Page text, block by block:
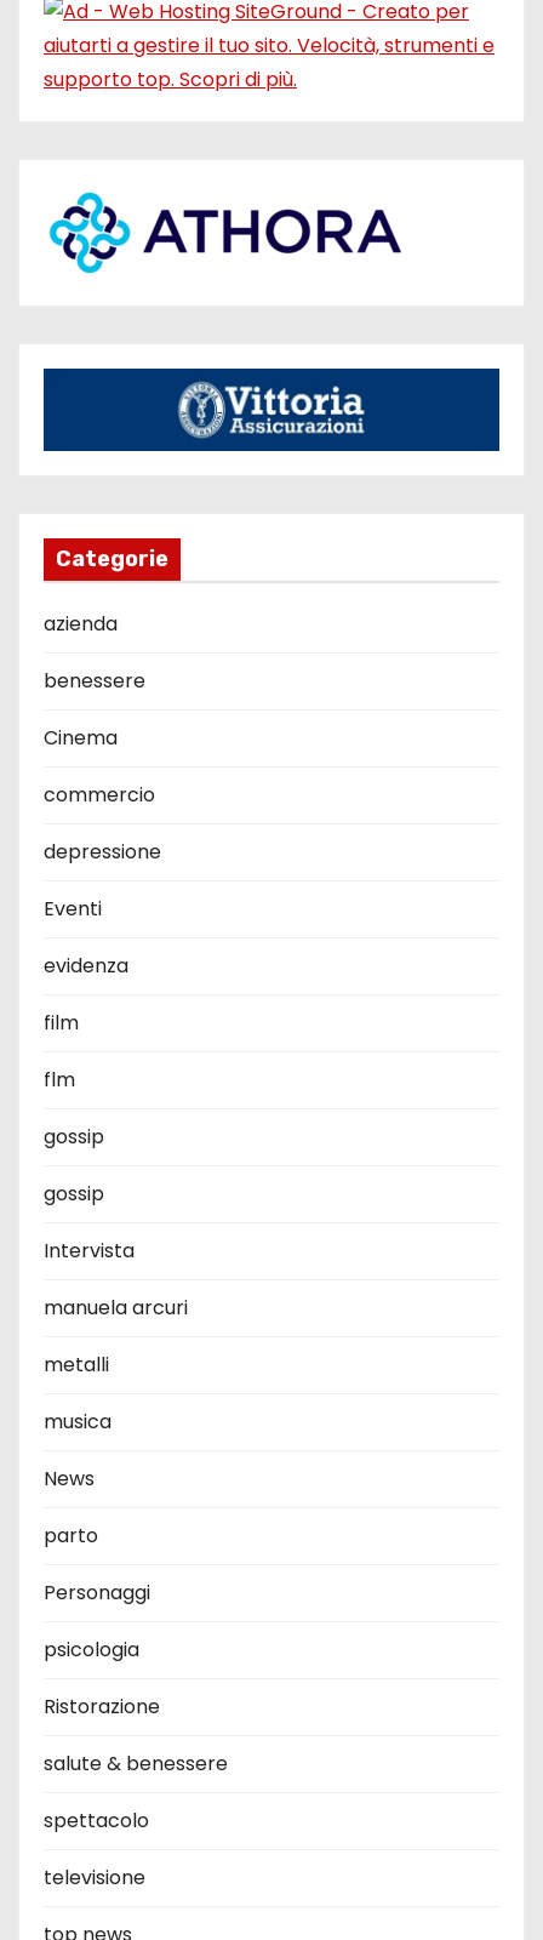
Categorie
azienda
benessere
Cinema
commercio
depressione
Eventi
evidenza
film
flm
gossip
gossip
Intervista
manuela arcuri
metalli
musica
News
parto
Personaggi
psicologia
Ristorazione
salute & benessere
spettacolo
televisione
top news